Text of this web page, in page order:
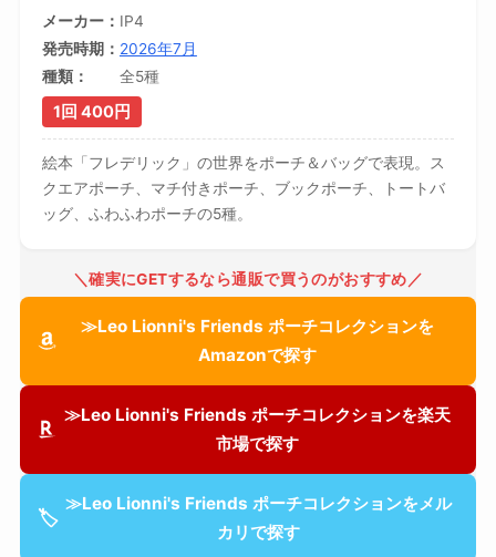
メーカー
IP4
発売時期
2026年7月
種類
全5種
1回 400円
絵本「フレデリック」の世界をポーチ＆バッグで表現。ス
クエアポーチ、マチ付きポーチ、ブックポーチ、トートバ
ッグ、ふわふわポーチの5種。
＼確実にGETするなら通販で買うのがおすすめ／
≫Leo Lionni's Friends ポーチコレクションを
Amazonで探す
≫Leo Lionni's Friends ポーチコレクションを楽天
市場で探す
🏷
≫Leo Lionni's Friends ポーチコレクションをメル
カリで探す